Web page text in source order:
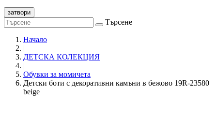
затвори
Търсене
Начало
|
ДЕТСКА КОЛЕКЦИЯ
|
Обувки за момичета
Детски боти с декоративни камъни в бежово 19R-23580
beige